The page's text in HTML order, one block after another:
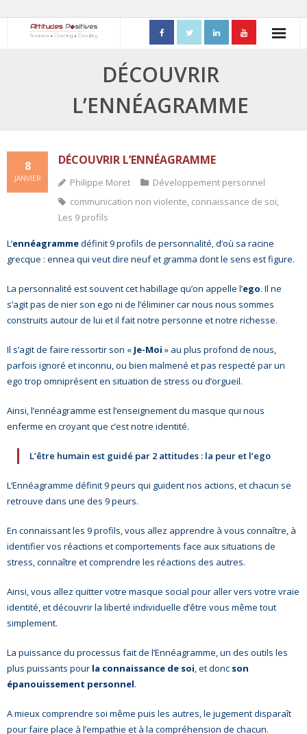
- Mon parcours professionnel
- Process Communication
- Adapter sa posture managériale
- Process Vente
- Ennéagramme
- Quality Teams
COACHING et CONSULTING
- Consulting
BLOG
CONTACT
DÉCOUVRIR
L’ENNÉAGRAMME
DÉCOUVRIR L’ENNÉAGRAMME
8
JANVIER Philippe Moret
Développement personnel
communication non violente, connaissance de soi,
Les 9 profils
L’ennéagrammedéfinit 9 profils de personnalité, d’où sa racine
grecque : ennea qui veut dire neuf et gramma dont le sens est figure.
La personnalité est souvent cet habillage qu’on appelle l’ego. Il ne
s’agit pas de nier son ego ni de l’éliminer car nous nous sommes
construits autour de lui et il fait notre personne et notre richesse.
Il s’agit de faire ressortir son « Je-Moi » au plus profond de nous,
parfois ignoré et inconnu, ou bien malmené et pas respecté par un
ego trop omniprésent en situation de stress ou d’orgueil.
Ainsi, l’ennéagramme est l’enseignement du masque qui nous
enferme en croyant que c’est notre identité.
L’être humain est guidé par 2 attitudes : la peur et l’ego
L’Ennéagramme définit 9 peurs qui guident nos actions, et chacun se
retrouve dans une des 9 peurs.
En connaissant les 9 profils, vous allez apprendre à vous connaître, à
identifier vos réactions et comportements face aux situations de
stress, connaître et comprendre les réactions des autres.
Ainsi, vous allez quitter votre masque social pour aller vers votre vraie
identité, et découvrir la liberté individuelle d’être vous même tout
simplement.
La puissance du processus fait de l’Ennéagramme, un des outils les
plus puissants pour la connaissance de soi, et donc son
épanouissement personnel.
A mieux comprendre soi même puis les autres, le jugement disparaît
pour faire place à l’empathie et à la compréhension de chacun.